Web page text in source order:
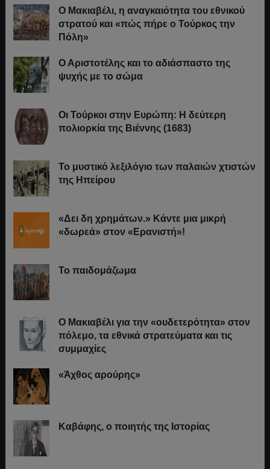
Ο Μακιαβέλι, η αναγκαιότητα του εθνικού
στρατού και «πώς πήρε ο Τούρκος την
Πόλη»
Ο Αριστοτέλης και το αδιάσπαστο της
ψυχής με το σώμα
Οι Τούρκοι στην Ευρώπη: Η δεύτερη
πολιορκία της Βιέννης (1683)
Το μυστικό λεξιλόγιο των παλαιών χτιστών
της Ηπείρου
«Δει δη χρημάτων.» Κάντε μια μικρή
«δωρεά» στον «Ερανιστή»!
Το παιδομάζωμα
O Μακιαβέλι για την «ουδετερότητα» στον
πόλεμο, τα εθνικά στρατεύματα και τις
συμμαχίες
«Άχθος αρούρης»
Καβάφης, ο ποιητής της Ιστορίας